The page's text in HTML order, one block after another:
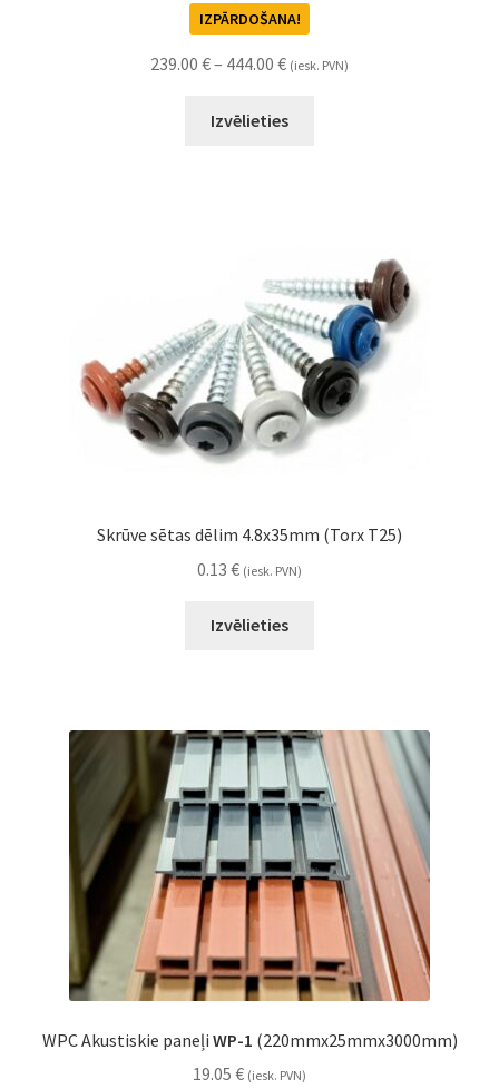
IZPĀRDOŠANA!
239.00 €– 444.00 € (iesk. PVN)
Izvēlieties
Skrūve sētas dēlim 4.8x35mm (Torx T25)
0.13 € (iesk. PVN)
Izvēlieties
WPC Akustiskie paneļi WP-1 (220mmx25mmx3000mm)
19.05 € (iesk. PVN)